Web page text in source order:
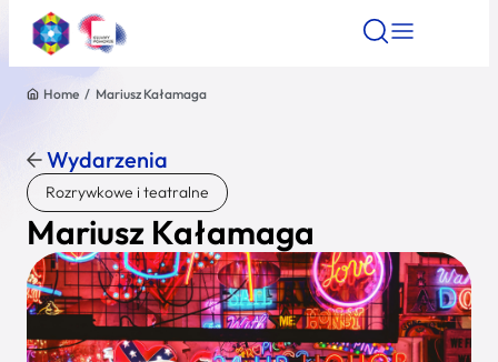
Znajdź atrakcję
Nazwa atrakcji
Miasto
Kategoria
Home / Mariusz Kałamaga
Wydarzenia
Rozrywkowe i teatralne
Mariusz Kałamaga